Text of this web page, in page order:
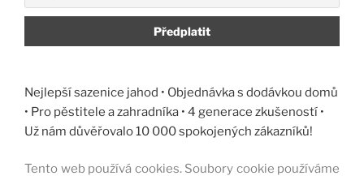
Nejlepší sazenice jahod • Objednávka s dodávkou domů
• Pro pěstitele a zahradníka • 4 generace zkušeností •
Už nám důvěřovalo 10 000 spokojených zákazníků!
Tento web používá cookies. Soubory cookie používáme